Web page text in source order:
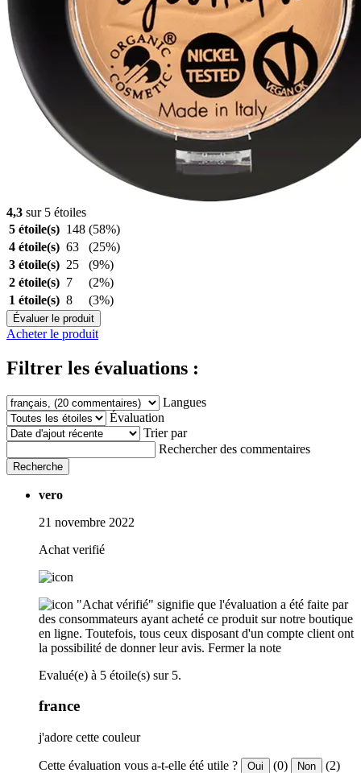
4,3 sur 5 étoiles
5 étoile(s) 148 (58%)
4 étoile(s) 63
(25%)
3 étoile(s) 25
(9%)
2 étoile(s) 7
(2%)
1 étoile(s) 8 (3%)
Évaluer le produit
Acheter le produit
Filtrer les évaluations :
Langues
Évaluation
Trier par
Rechercher des commentaires
Recherche
vero
21 novembre 2022
Achat verifié
"Achat vérifié" signifie que l'évaluation a été faite par
des consommateurs ayant acheté ce produit sur notre boutique
en ligne. Toutefois, tous ceux disposant d'un compte client ont
la possibilité de donner leur avis. Fermer la note
Evalué(e) à 5 étoile(s) sur 5.
france
j'adore cette couleur
Cette évaluation vous a-t-elle été utile ? Oui (0) Non (2)